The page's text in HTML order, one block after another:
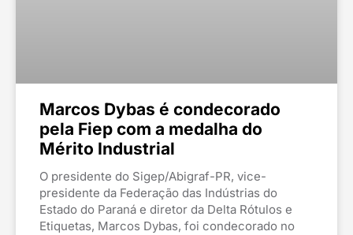
Marcos Dybas é condecorado
pela Fiep com a medalha do
Mérito Industrial
O presidente do Sigep/Abigraf-PR, vice-
presidente da Federação das Indústrias do
Estado do Paraná e diretor da Delta Rótulos e
Etiquetas, Marcos Dybas, foi condecorado no